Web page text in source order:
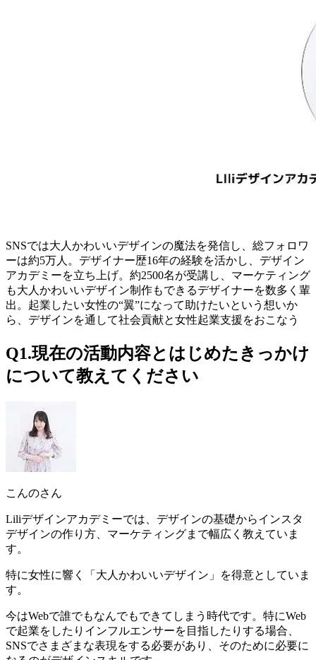
SNSでは大人かわいいデザインの魔法を発信し、総フォロワ
ーは約5万人。デザイナー歴16年の経験を活かし、デザイン
アカデミーを立ち上げ。約2500名が受講し、マーケティング
も大人かわいいデザイン制作もできるデザイナーを数多く輩
出。起業したい女性の“翼”になって助けたいという想いか
ら、デザインを通して社会貢献と女性起業支援をおこなう
Q1.現在の活動内容とはじめたきっかけ
について教えてください
こんのさん
Liliデザインアカデミーでは、デザインの基礎からインスタ
デザインの作り方、マーケティングまで幅広く教えていま
す。
特に女性に響く「大人かわいいデザイン」を得意としていま
す。
今はWebで誰でもなんでもできてしまう時代です。特にWeb
で起業をしたりインフルエンサーを目指したりする場合、
SNSでさまざまな表現をする必要があり、そのために必要に